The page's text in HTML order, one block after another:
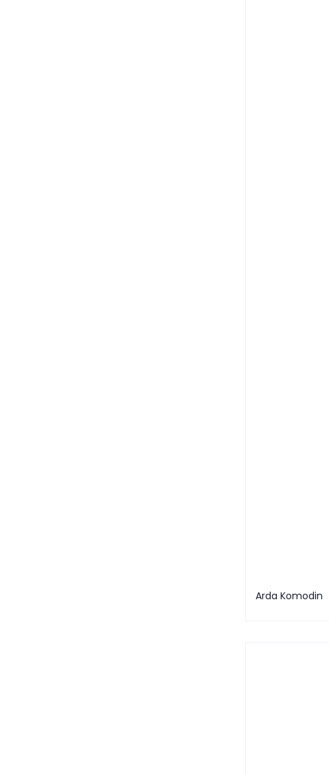
Arda Komodin